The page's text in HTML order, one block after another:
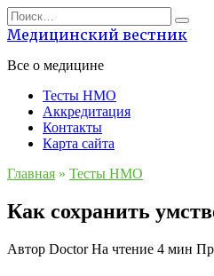
Перейти
к
содержанию
Search
for:
Медицинский вестник
Все о медицине
Тесты НМО
Аккредитация
Контакты
Карта сайта
Главная » Тесты НМО
Как сохранить
Автор Doctor На чтение 4 мин